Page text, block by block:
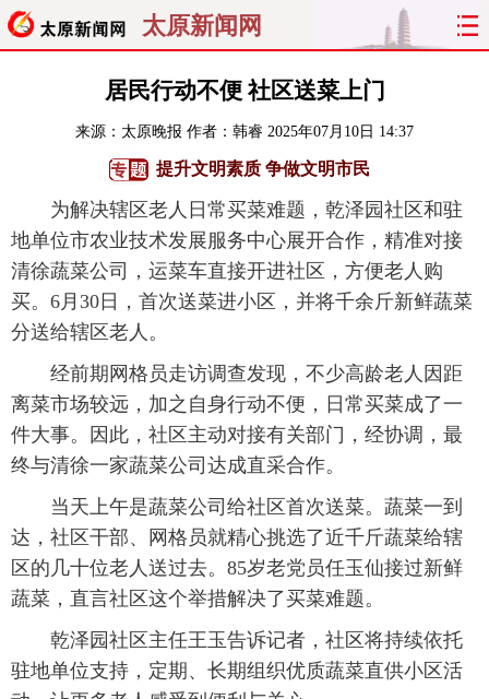
太原新闻网
聚焦 太原
经济 关注 文明 出行
旅游 理财 政务 教育
看天下 晋月读 最太原 网罗民生
居民行动不便 社区送菜上门
来源： 太原晚报 作者：韩睿 2025年07月10日 14:37
提升文明素质 争做文明市民
为解决辖区老人日常买菜难题，乾泽园社区和驻
地单位市农业技术发展服务中心展开合作，精准对接
清徐蔬菜公司，运菜车直接开进社区，方便老人购
买。6月30日，首次送菜进小区，并将千余斤新鲜蔬菜
分送给辖区老人。
经前期网格员走访调查发现，不少高龄老人因距
离菜市场较远，加之自身行动不便，日常买菜成了一
件大事。因此，社区主动对接有关部门，经协调，最
终与清徐一家蔬菜公司达成直采合作。
当天上午是蔬菜公司给社区首次送菜。蔬菜一到
达，社区干部、网格员就精心挑选了近千斤蔬菜给辖
区的几十位老人送过去。85岁老党员任玉仙接过新鲜
蔬菜，直言社区这个举措解决了买菜难题。
乾泽园社区主任王玉告诉记者，社区将持续依托
驻地单位支持，定期、长期组织优质蔬菜直供小区活